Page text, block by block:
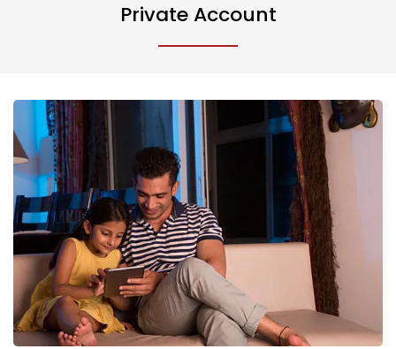
Private Account